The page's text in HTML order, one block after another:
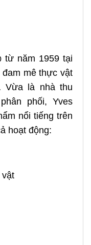
từ năm 1959 tại
mê thực vật
Vừa là nhà thu
phối, Yves
nổi tiếng trên
hoạt động:
vật